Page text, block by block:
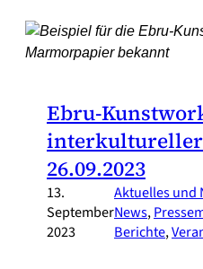
Ebru-
interkultureller
26.09.2023
13.
September
2023
Aktuelles und
News,
Berichte,